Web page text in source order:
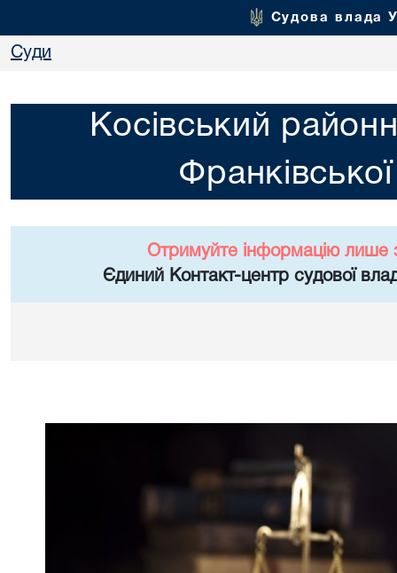
Судова влада
Суди
Косівський
Отримуйте інформацію лише
Єдиний Контакт-центр судової